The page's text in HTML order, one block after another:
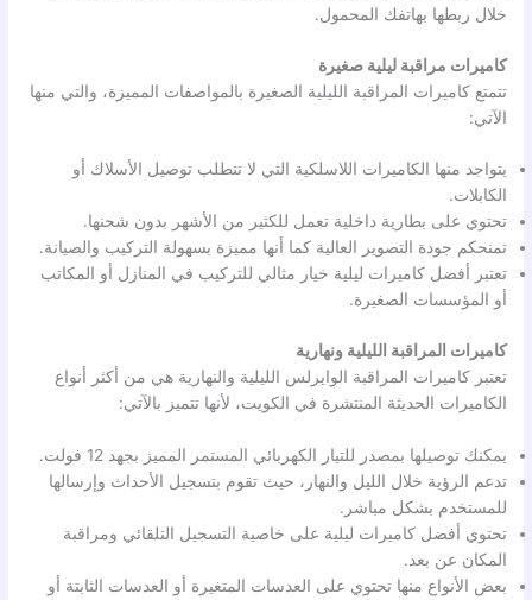
خلال ربطها بهاتفك المحمول.
كاميرات مراقبة ليلية صغيرة
تتمتع كاميرات المراقبة الليلية الصغيرة بالمواصفات المميزة، والتي منها
الآتي:
يتواجد منها الكاميرات اللاسلكية التي لا تتطلب توصيل الأسلاك أو
الكابلات.
تحتوي على بطارية داخلية تعمل للكثير من الأشهر بدون شحنها.
تمنحكم جودة التصوير العالية كما أنها مميزة بسهولة التركيب والصيانة.
تعتبر أفضل كاميرات ليلية خيار مثالي للتركيب في المنازل أو المكاتب
أو المؤسسات الصغيرة.
كاميرات المراقبة الليلية ونهارية
تعتبر كاميرات المراقبة الوايرلس الليلية والنهارية هي من أكثر أنواع
الكاميرات الحديثة المنتشرة في الكويت، لأنها تتميز بالآتي:
يمكنك توصيلها بمصدر للتيار الكهربائي المستمر المميز بجهد 12 فولت.
تدعم الرؤية خلال الليل والنهار، حيث تقوم بتسجيل الأحداث وإرسالها
للمستخدم بشكل مباشر.
تحتوي أفضل كاميرات ليلية على خاصية التسجيل التلقائي ومراقبة
المكان عن بعد.
بعض الأنواع منها تحتوي على العدسات المتغيرة أو العدسات الثابتة أو